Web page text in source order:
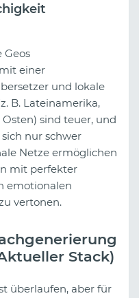
Geos
einer
und lokale
B. Lateinamerika,
sind teuer, und
nur schwer
Netze ermöglichen
mit perfekter
emotionalen
vertonen.
Stack)
überlaufen, aber für